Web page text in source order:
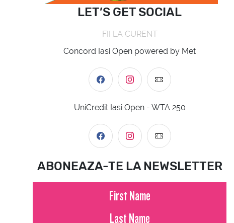
LET’S GET SOCIAL
FII LA CURENT
Concord Iasi Open powered by Met
UniCredit Iasi Open - WTA 250
ABONEAZA-TE LA NEWSLETTER